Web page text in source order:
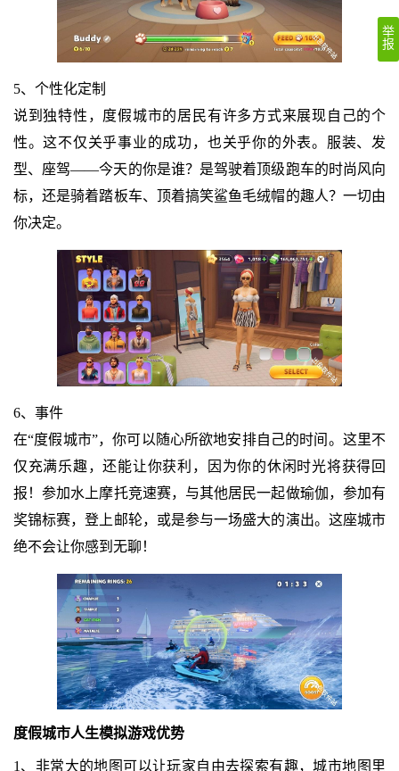
5、个性化定制
说到独特性，度假城市的居民有许多方式来展现自己的个
性。这不仅关乎事业的成功，也关乎你的外表。服装、发
型、座驾——今天的你是谁？是驾驶着顶级跑车的时尚风向
标，还是骑着踏板车、顶着搞笑鲨鱼毛绒帽的趣人？一切由
你决定。
6、事件
在“度假城市”，你可以随心所欲地安排自己的时间。这里不
仅充满乐趣，还能让你获利，因为你的休闲时光将获得回
报！参加水上摩托竞速赛，与其他居民一起做瑜伽，参加有
奖锦标赛，登上邮轮，或是参与一场盛大的演出。这座城市
绝不会让你感到无聊！
度假城市人生模拟游戏优势
1、非常大的地图可以让玩家自由去探索有趣，城市地图里
举
报